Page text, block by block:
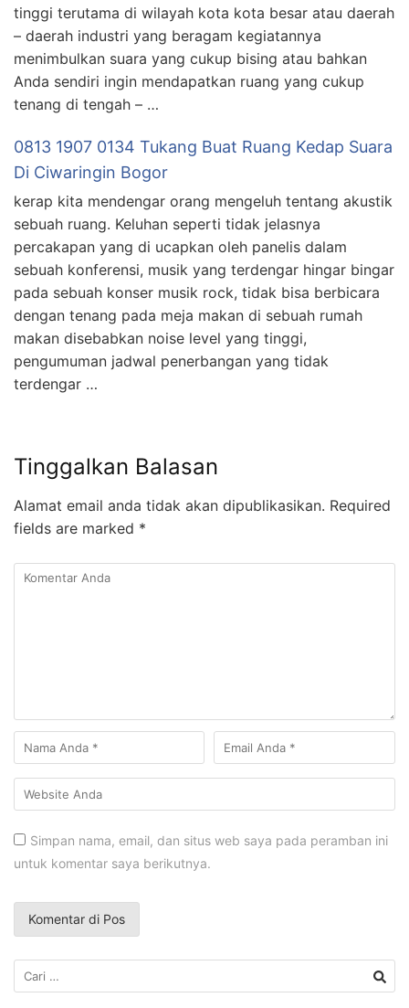
tinggi terutama di wilayah kota kota besar atau daerah
– daerah industri yang beragam kegiatannya
menimbulkan suara yang cukup bising atau bahkan
Anda sendiri ingin mendapatkan ruang yang cukup
tenang di tengah – …
0813 1907 0134 Tukang Buat Ruang Kedap Suara
Di Ciwaringin Bogor
kerap kita mendengar orang mengeluh tentang akustik
sebuah ruang. Keluhan seperti tidak jelasnya
percakapan yang di ucapkan oleh panelis dalam
sebuah konferensi, musik yang terdengar hingar bingar
pada sebuah konser musik rock, tidak bisa berbicara
dengan tenang pada meja makan di sebuah rumah
makan disebabkan noise level yang tinggi,
pengumuman jadwal penerbangan yang tidak
terdengar …
Tinggalkan Balasan
Alamat email anda tidak akan dipublikasikan. Required
fields are marked *
Simpan nama, email, dan situs web saya pada peramban ini
untuk komentar saya berikutnya.
Cari
untuk: